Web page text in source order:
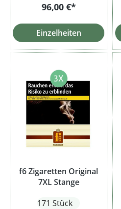
96,00 €*
Einzelheiten
f6 Zigaretten Original
7XL Stange
171 Stück